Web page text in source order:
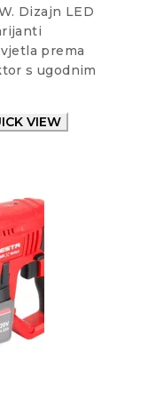
Dizajn LED
prema
s ugodnim
VIEW